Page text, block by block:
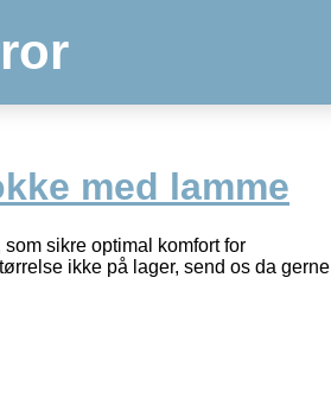
med lamme
sikre optimal komfort for
ikke på lager, send os da gerne